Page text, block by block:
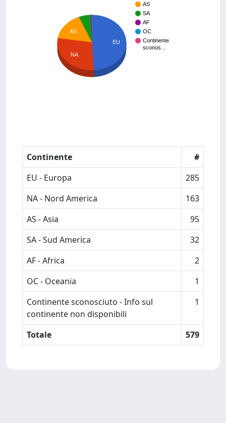
AS
SA
AF
OC
Continente
sconos…
EU
AS
NA
Continente
#
EU - Europa
285
NA - Nord America
163
AS - Asia
95
SA - Sud America
32
AF - Africa
2
OC - Oceania
1
Continente sconosciuto - Info sul
continente non disponibili
1
Totale 579